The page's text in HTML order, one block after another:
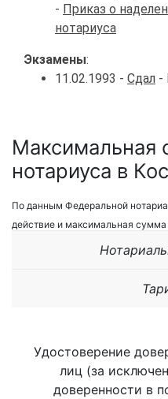
- Приказ о
нотариуса
Экзамены:
11.02.1993 - Сдал -
Максимальная
нотариуса в
По данным Федеральной
действие и максимальная
Удостоверение
лиц (за
доверенности в